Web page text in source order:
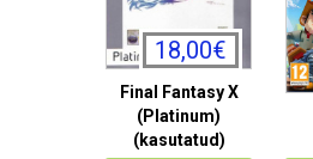
18,00€
Final Fantasy X
(Platinum)
(kasutatud)